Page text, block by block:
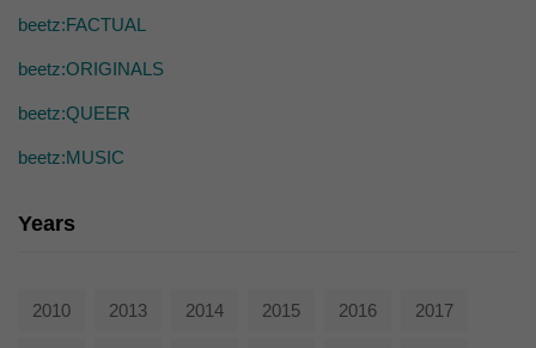
beetz:FACTUAL
beetz:ORIGINALS
beetz:QUEER
beetz:MUSIC
Years
2010 2013 2014 2015 2016 2017
Inhalte von Videoplattformen und Social-Media-Plattformen werden
standardmäßig blockiert. Wenn Cookies von externen Medien akzeptiert
werden, bedarf der Zugriff auf diese Inhalte keiner manuellen Einwilligung